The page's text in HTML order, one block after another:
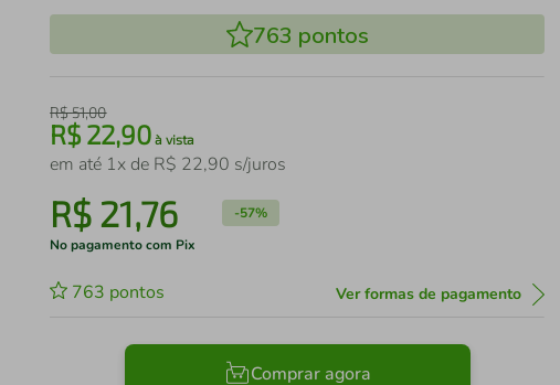
763 pontos
R$51,00
R$22,90 à vista
em até 1x de R$ 22,90 s/juros
R$ 21,76 -57%
No pagamento com Pix
763 pontos Ver formas de pagamento
Comprar agora